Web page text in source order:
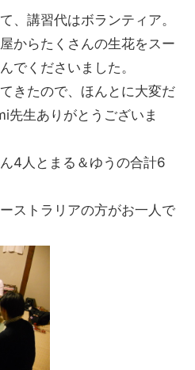
、講習代はボランティア。
からたくさんの生花をスー
でくださいました。
きたので、ほんとに大変だ
先生ありがとうございま
4人とまる＆ゆうの合計6
ストラリアの方がお一人で